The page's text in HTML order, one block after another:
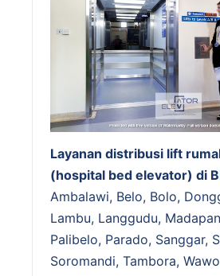
Layanan distribusi lift
(hospital bed elevator) di
Ambalawi, Belo, Bolo,
Lambu, Langgudu,
Palibelo, Parado, Sanggar,
Soromandi, Tambora,